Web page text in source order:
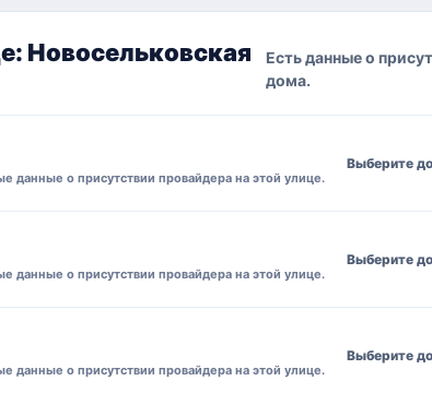
Новосельковская
Есть данные о
дома.
данные о присутствии провайдера на этой улице.
Выберите
данные о присутствии провайдера на этой улице.
Выберите
данные о присутствии провайдера на этой улице.
Выберите